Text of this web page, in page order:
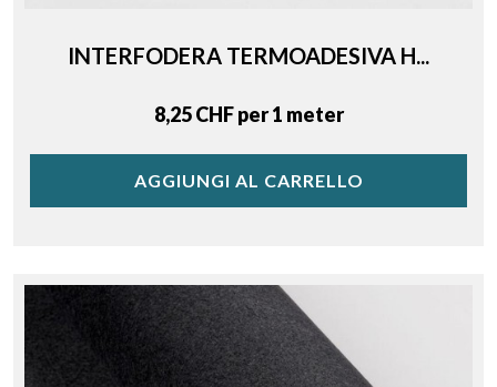
INTERFODERA TERMOADESIVA H...
Price
8,25 CHF per 1 meter
AGGIUNGI AL CARRELLO